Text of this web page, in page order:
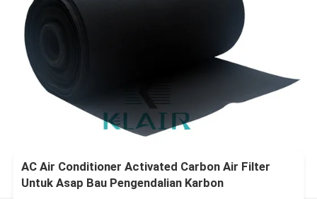
AC Air Conditioner Activated Carbon Air Filter
Untuk Asap Bau Pengendalian Karbon